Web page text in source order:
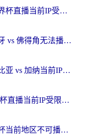
在海外看咪咕视频世界杯直播当前IP受限制？这篇指南帮你搞定所有体育赛事观看难题
在国外看世界杯西班牙 vs 佛得角无法播放？这篇指南帮你解锁所有中文体育直播
在海外看世界杯哥伦比亚 vs 加纳当前IP受限制？这篇指南帮你流畅看中文解说赛事
在越南看CCTV5世界杯直播当前IP受限制？海外党体育观赛终极指南来了
在日本看央视频世界杯当前地区不可播放？海外党体育观赛终极指南